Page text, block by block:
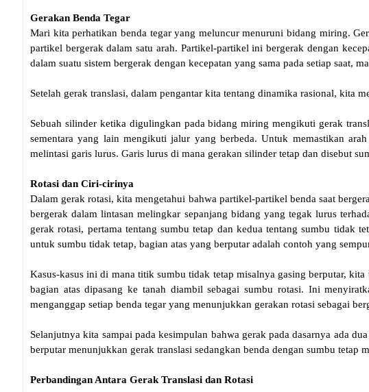
Gerakan Benda Tegar
Mari kita perhatikan benda tegar yang meluncur menuruni bidang miring.
partikel bergerak dalam satu arah. Partikel-partikel ini bergerak dengan
dalam suatu sistem bergerak dengan kecepatan yang sama pada setiap saat,
Setelah gerak translasi, dalam pengantar kita tentang dinamika rasional, kita
Sebuah silinder ketika digulingkan pada bidang miring mengikuti gerak
sementara yang lain mengikuti jalur yang berbeda. Untuk memastikan
melintasi garis lurus. Garis lurus di mana gerakan silinder tetap dan disebut
Rotasi dan Ciri-cirinya
Dalam gerak rotasi, kita mengetahui bahwa partikel-partikel benda saat
bergerak dalam lintasan melingkar sepanjang bidang yang tegak lurus
gerak rotasi, pertama tentang sumbu tetap dan kedua tentang sumbu tidak
untuk sumbu tidak tetap, bagian atas yang berputar adalah contoh yang
Kasus-kasus ini di mana titik sumbu tidak tetap misalnya gasing berputar,
bagian atas dipasang ke tanah diambil sebagai sumbu rotasi. Ini
menganggap setiap benda tegar yang menunjukkan gerakan rotasi sebagai
Selanjutnya kita sampai pada kesimpulan bahwa gerak pada dasarnya ada
berputar menunjukkan gerak translasi sedangkan benda dengan sumbu tetap
Perbandingan Antara Gerak Translasi dan Rotasi